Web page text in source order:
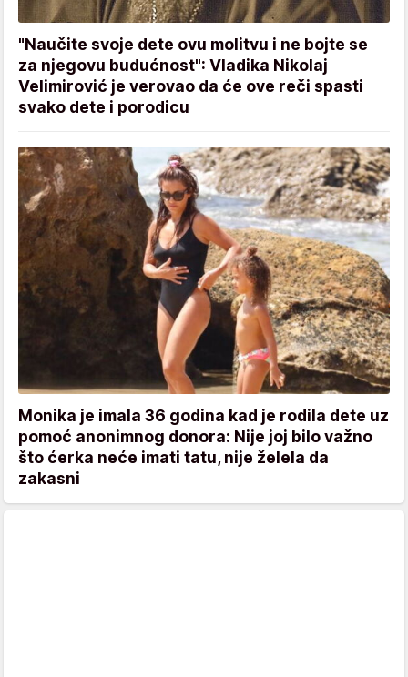
"Naučite svoje dete ovu molitvu i ne bojte se
za njegovu budućnost": Vladika Nikolaj
Velimirović je verovao da će ove reči spasti
svako dete i porodicu
Monika je imala 36 godina kad je rodila dete uz
pomoć anonimnog donora: Nije joj bilo važno
što ćerka neće imati tatu, nije želela da
zakasni